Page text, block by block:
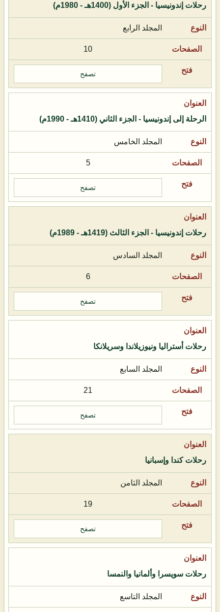
رحلات إندونيسيا - الجزء الأول (1400هـ - 1980م)
المجلد الرابع
10
تصفح
الرحلة إلى إندونيسيا - الجزء الثاني (1410هـ - 1990م)
المجلد الخامس
5
تصفح
رحلات إندونيسيا - الجزء الثالث (1419هـ - 1989م)
المجلد السادس
6
تصفح
رحلات أستراليا ونيوزيلاندا وسريلانكا
المجلد السابع
21
تصفح
رحلات كندا وإسبانيا
المجلد الثامن
19
تصفح
رحلات سويسرا وألمانيا والنمسا
المجلد التاسع